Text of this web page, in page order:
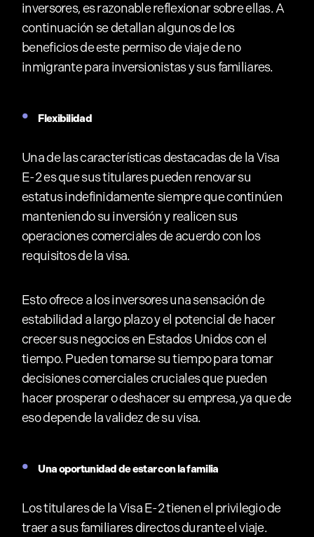
inversores, es razonable reflexionar sobre ellas. A
continuación se detallan algunos de los
beneficios de este permiso de viaje de no
inmigrante para inversionistas y sus familiares.
Flexibilidad
Una de las características destacadas de la Visa
E-2 es que sus titulares pueden renovar su
estatus indefinidamente siempre que continúen
manteniendo su inversión y realicen sus
operaciones comerciales de acuerdo con los
requisitos de la visa.
Esto ofrece a los inversores una sensación de
estabilidad a largo plazo y el potencial de hacer
crecer sus negocios en Estados Unidos con el
tiempo. Pueden tomarse su tiempo para tomar
decisiones comerciales cruciales que pueden
hacer prosperar o deshacer su empresa, ya que de
eso depende la validez de su visa.
Una oportunidad de estar con la familia
Los titulares de la Visa E-2 tienen el privilegio de
traer a sus familiares directos durante el viaje.